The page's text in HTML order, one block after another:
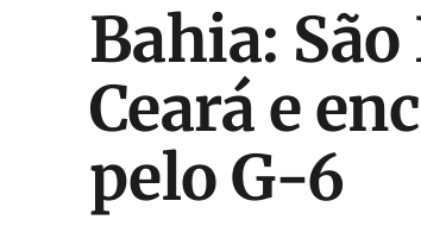
Bahia:
Ceará e
pelo G-6